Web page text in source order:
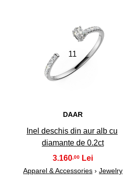
11
DAAR
Inel deschis din aur alb cu
diamante de 0.2ct
3.160,00
Apparel & Accessories› Jewelry